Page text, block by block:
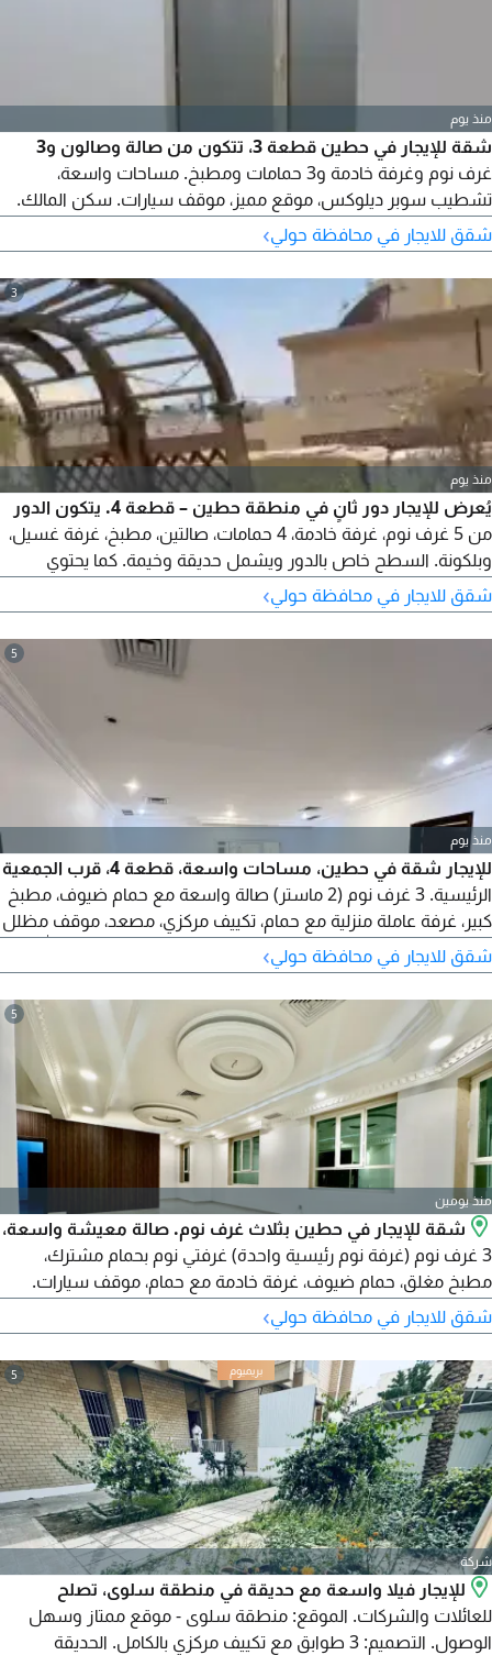
منذ يوم
شقة للإيجار في حطين قطعة 3، تتكون من صالة وصالون و3
غرف نوم وغرفة خادمة و3 حمامات ومطبخ. مساحات واسعة،
تشطيب سوبر ديلوكس، موقع مميز، موقف سيارات. سكن المالك.
650 دينار كويتي. للاستفسار، أبو محمد مكتب عقاري
شقق للايجار في محافظة حولي›
3
منذ يوم
يُعرض للإيجار دور ثانٍ في منطقة حطين – قطعة 4. يتكون الدور
من 5 غرف نوم، غرفة خادمة، 4 حمامات، صالتين، مطبخ، غرفة غسيل،
وبلكونة. السطح خاص بالدور ويشمل حديقة وخيمة. كما يحتوي
السرداب على مسبح وصالة رياضية. البيت مالكه يسكن في الدور
الأرضي. يضم موقفين للسيارات، تشطيب سوبر ديلوكس، وموقع
مميز. الإيجار: 1100 دينار كويتي. للمراجعة: أبو محمد - مكتب عقاري.
شقق للايجار في محافظة حولي›
5
منذ يوم
للإيجار شقة في حطين، مساحات واسعة، قطعة 4، قرب الجمعية
الرئيسية. 3 غرف نوم (2 ماستر) صالة واسعة مع حمام ضيوف، مطبخ
كبير، غرفة عاملة منزلية مع حمام، تكييف مركزي، مصعد، موقف مظلل
أمام البيت وموقف خلف البيت. الإيجار 570 د ك للاتصال بوعبدالله
شقق للايجار في محافظة حولي›
5
منذ يومين
شقة للإيجار في حطين بثلاث غرف نوم. صالة معيشة واسعة،
3 غرف نوم (غرفة نوم رئيسية واحدة) غرفتي نوم بحمام مشترك،
مطبخ مغلق، حمام ضيوف، غرفة خادمة مع حمام، موقف سيارات.
الإيجار 550 دينار كويتي. تنطبق الشروط والاحكام. رسوم الوسيط
ووديعة قابلة للتطبيق. رقم الترخيص 2024 / 25805. رقم السجل
التجاري 509152
شقق للايجار في محافظة حولي›
5
شركة
للإيجار فيلا واسعة مع حديقة في منطقة سلوى، تصلح
للعائلات والشركات. الموقع: منطقة سلوى - موقع ممتاز وسهل
الوصول. التصميم: 3 طوابق مع تكييف مركزي بالكامل. الحديقة